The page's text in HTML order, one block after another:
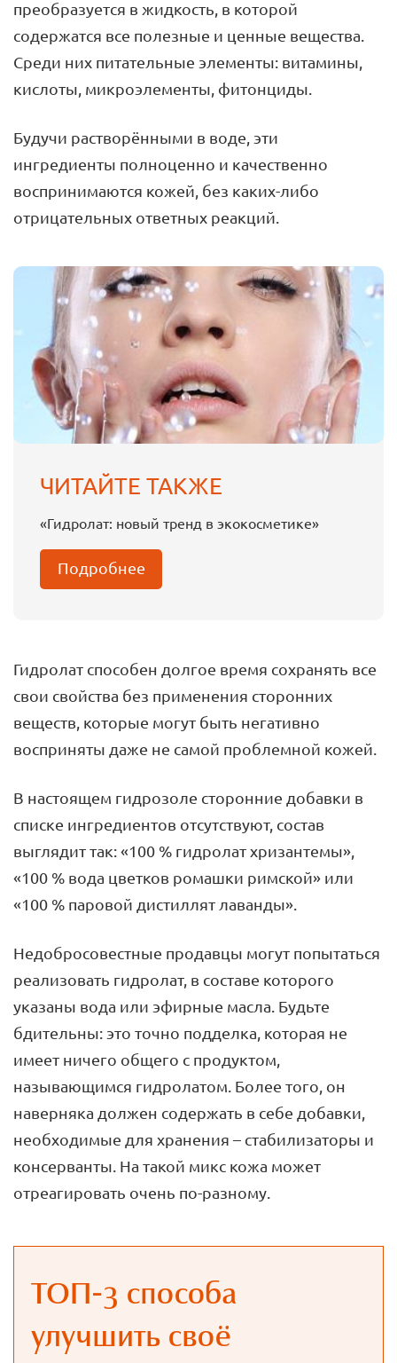
преобразуется в жидкость, в которой
содержатся все полезные и ценные вещества.
Среди них питательные элементы: витамины,
кислоты, микроэлементы, фитонциды.
Будучи растворёнными в воде, эти
ингредиенты полноценно и качественно
воспринимаются кожей, без каких-либо
отрицательных ответных реакций.
ЧИТАЙТЕ ТАКЖЕ
«Гидролат: новый тренд в экокосметике»
Подробнее
Гидролат способен долгое время сохранять все
свои свойства без применения сторонних
веществ, которые могут быть негативно
восприняты даже не самой проблемной кожей.
В настоящем гидрозоле сторонние добавки в
списке ингредиентов отсутствуют, состав
выглядит так: «100 % гидролат хризантемы»,
«100 % вода цветков ромашки римской» или
«100 % паровой дистиллят лаванды».
Недобросовестные продавцы могут попытаться
реализовать гидролат, в составе которого
указаны вода или эфирные масла. Будьте
бдительны: это точно подделка, которая не
имеет ничего общего с продуктом,
называющимся гидролатом. Более того, он
наверняка должен содержать в себе добавки,
необходимые для хранения – стабилизаторы и
консерванты. На такой микс кожа может
отреагировать очень по-разному.
ТОП-3 способа
улучшить своё